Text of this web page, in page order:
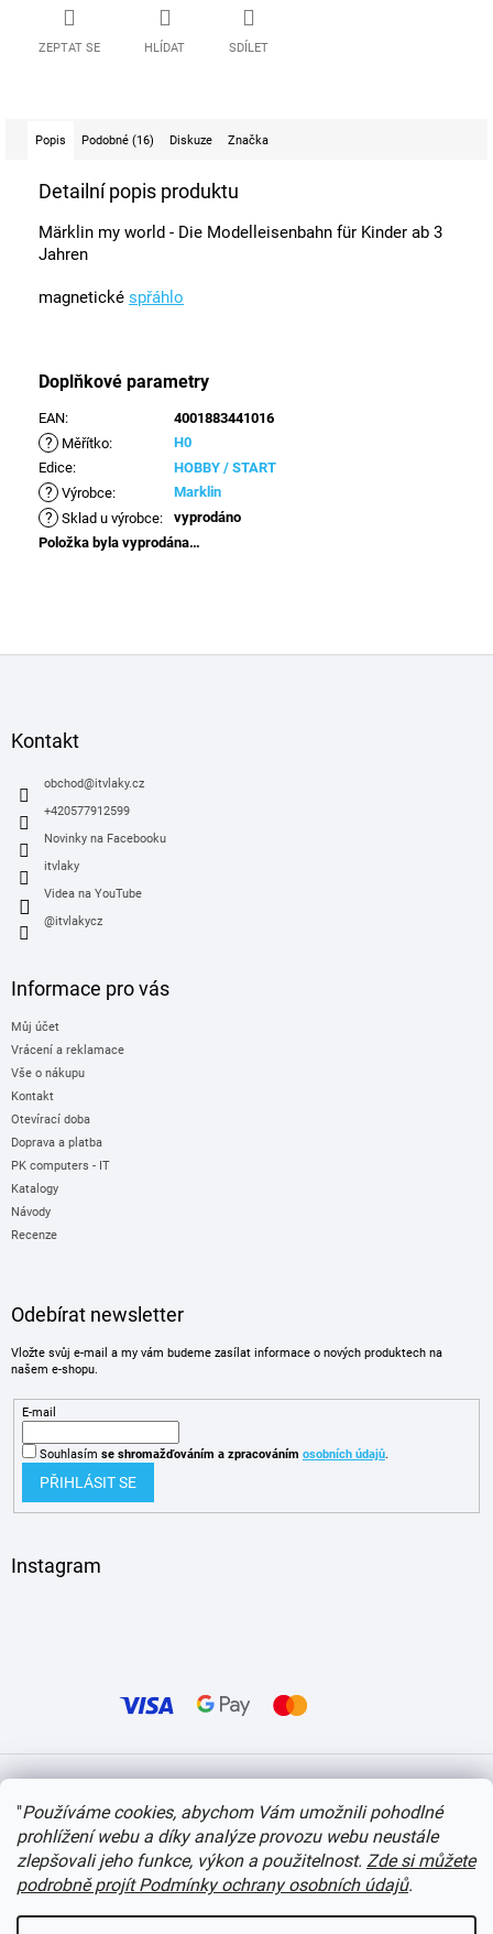
"Používáme cookies, abychom Vám umožnili pohodlné
prohlížení webu a díky analýze provozu webu neustále
zlepšovali jeho funkce, výkon a použitelnost. Zde si můžete
podrobně projít Podmínky ochrany osobních údajů.
ZEPTAT SE HLÍDAT SDÍLET
Popis Podobné (16) Diskuze Značka
Detailní popis produktu
Märklin my world - Die Modelleisenbahn für Kinder ab 3
Jahren
magnetické spřáhlo
Doplňkové parametry
EAN: 4001883441016
? Měřítko:
H0
Edice: HOBBY / START
? Výrobce: Marklin
? Sklad u výrobce:
vyprodáno
Položka byla vyprodána…
Kontakt
obchod@itvlaky.cz
+420577912599
Novinky na Facebooku
itvlaky
Videa na YouTube
@itvlakycz
Informace pro vás
Můj účet
Vrácení a reklamace
Vše o nákupu
Kontakt
Otevírací doba
Doprava a platba
PK computers - IT
Katalogy
Návody
Recenze
Odebírat newsletter
Vložte svůj e-mail a my vám budeme zasílat informace o nových produktech na
našem e-shopu.
E-mail
Souhlasím se shromažďováním a zpracováním osobních údajů.
PŘIHLÁSIT SE
Instagram
Copyright 2026 itvlaky.cz . Všechna práva vyhrazena. Upravit nastavení cookies